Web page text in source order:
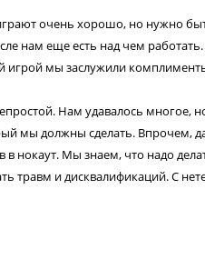
очень хорошо, но нужно
нам еще есть над чем
мы заслужили
Нам удавалось многое,
мы должны сделать. Впрочем,
нокаут. Мы знаем, что надо
травм и дисквалификаций. С